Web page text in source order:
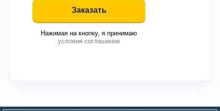
Нажимая на кнопку, я принимаю
условия соглашения